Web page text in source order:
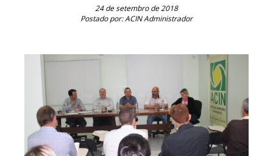
24 de setembro de 2018
Postado por: ACIN Administrador